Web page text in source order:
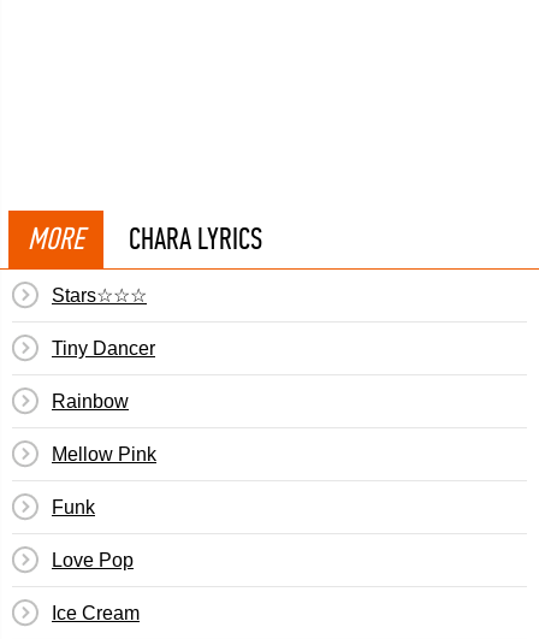
MORE CHARA LYRICS
Stars☆☆☆
Tiny Dancer
Rainbow
Mellow Pink
Funk
Love Pop
Ice Cream